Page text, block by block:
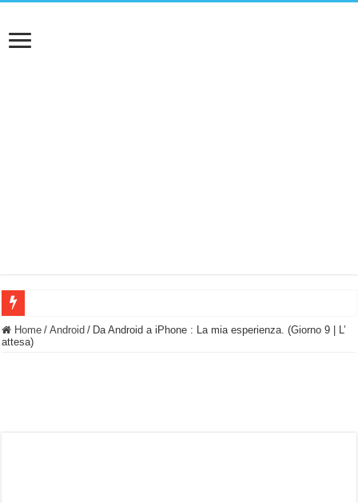
BASTA FATICARE! Questo robot tagliaerba lo appoggi e fa tutto lui! (Senza
Home / Android / Da Android a iPhone : La mia esperienza. (Giorno 9 | L’
attesa)